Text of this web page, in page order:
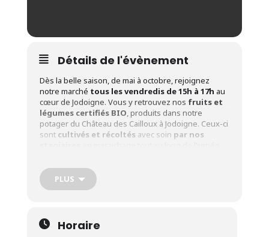
Détails de l'évènement
Dès la belle saison, de mai à octobre, rejoignez
notre marché tous les vendredis de 15h à 17h au
cœur de Jodoigne. Vous y retrouvez nos fruits et
légumes certifiés BIO, produits dans notre
potager du Château des Cailloux à Jodoigne. Ceux-ci
sont cultivés et récoltés avec soin par nos
au 09 octobre 2026.
Adresse:
Le Crabe asbl – Rue Sergent Sortet, 27 à
PLUS
Horaire